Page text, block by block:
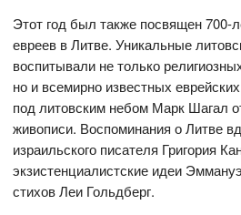
Этот год был также посвящен 700-
евреев в Литве. Уникальные
воспитывали не только
но и всемирно известных
под литовским небом Марк Шагал
живописи. Воспоминания о Литве
израильского писателя Григория
экзистенциалистские идеи
стихов Леи Гольдберг.